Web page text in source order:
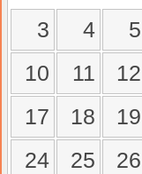
3
4 5
10
11 12
17
18 19
24
25 26